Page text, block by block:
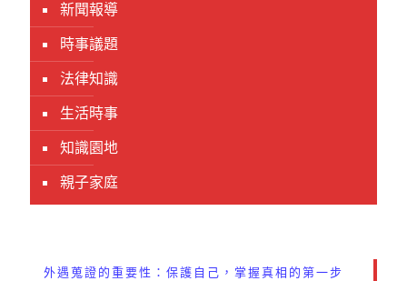
新聞報導
時事議題
法律知識
生活時事
知識園地
親子家庭
外遇蒐證的重要性：保護自己，掌握真相的第一步